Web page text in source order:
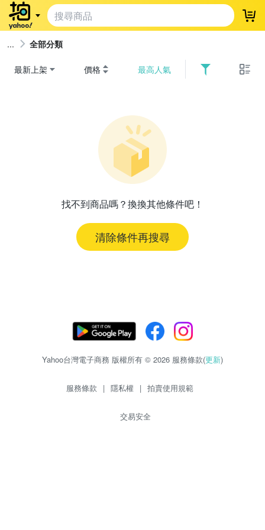
登
全部分類
最新上架 價格 最高人氣
找不到商品嗎？換換其他條件吧！
清除條件再搜尋
Yahoo台灣電子商務 版權所有 © 2026 服務條款(更新)
服務條款 | 隱私權 | 拍賣使用規範
交易安全